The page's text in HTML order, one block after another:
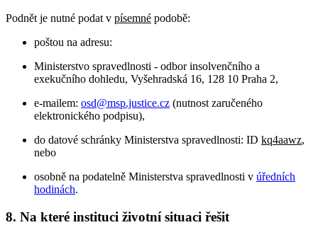
Podnět je nutné podat v písemné podobě:
poštou na adresu:
Ministerstvo spravedlnosti - odbor insolvenčního a
exekučního dohledu, Vyšehradská 16, 128 10 Praha 2,
e-mailem: osd@msp.justice.cz (nutnost zaručeného
elektronického podpisu),
do datové schránky Ministerstva spravedlnosti: ID kq4aawz,
nebo
osobně na podatelně Ministerstva spravedlnosti v úředních
hodinách.
8. Na které instituci životní situaci řešit